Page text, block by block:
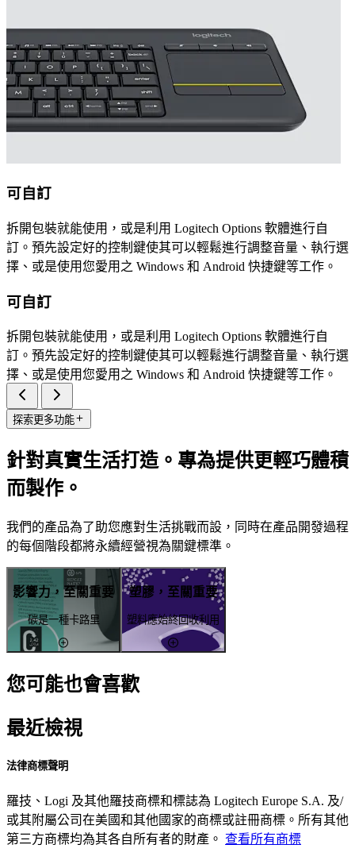
可自訂
拆開包裝就能使用，或是利用 Logitech Options 軟體進行自
訂。預先設定好的控制鍵使其可以輕鬆進行調整音量、執行選
擇、或是使用您愛用之 Windows 和 Android 快捷鍵等工作。
可自訂
拆開包裝就能使用，或是利用 Logitech Options 軟體進行自
訂。預先設定好的控制鍵使其可以輕鬆進行調整音量、執行選
擇、或是使用您愛用之 Windows 和 Android 快捷鍵等工作。
探索更多功能
針對真實生活打造。專為提供更輕巧體積
而製作。
我們的產品為了助您應對生活挑戰而設，同時在產品開發過程
的每個階段都將永續經營視為關鍵標準。
影響力，至關重要
碳是一種卡路里
塑膠，至關重要
塑料應始終回收利用
您可能也會喜歡
最近檢視
法律商標聲明
羅技、Logi 及其他羅技商標和標誌為 Logitech Europe S.A. 及/
或其附屬公司在美國和其他國家的商標或註冊商標。所有其他
第三方商標均為其各自所有者的財產。 查看所有商標